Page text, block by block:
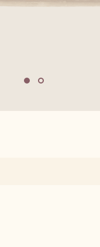
Move to slide 1
Move to slide